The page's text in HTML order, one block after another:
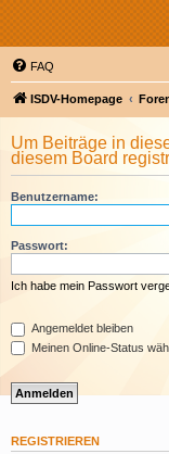
FAQ
ISDV-Homepage
Um Beiträge in
diesem Board
Benutzername:
Passwort:
Ich habe mein Passwort
Angemeldet bleiben
Meinen Online-Status
REGISTRIEREN